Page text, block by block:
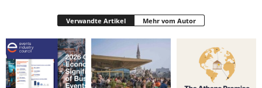
Verwandte Artikel Mehr vom Autor